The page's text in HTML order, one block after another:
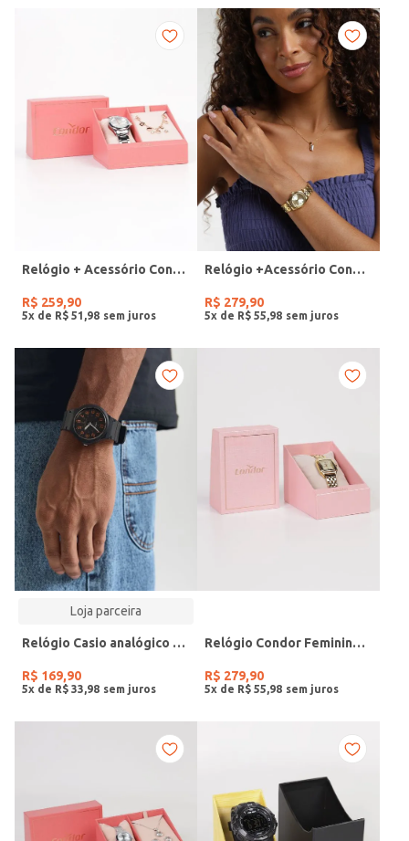
Relógio + Acessório Condor Feminino PRATA
R$ 259,90
5x de R$ 51 98
Relógio +Acessório Condor Feminino DOURADO
R$ 279,90
5x de R$ 55 98
Loja parceira
Relógio Casio analógico MW-240-4BVDF-SC
R$ 169,90
5x de R$ 33 98
Relógio Condor Feminino DOURADO
R$ 279,90
5x de R$ 55 98